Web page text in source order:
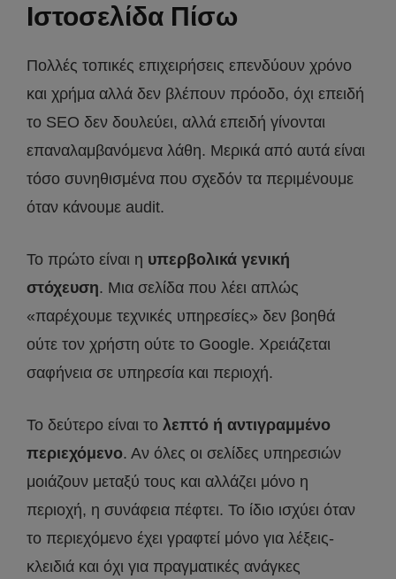
Ιστοσελίδα Πίσω
Πολλές τοπικές επιχειρήσεις επενδύουν χρόνο
και χρήμα αλλά δεν βλέπουν πρόοδο, όχι επειδή
το SEO δεν δουλεύει, αλλά επειδή γίνονται
επαναλαμβανόμενα λάθη. Μερικά από αυτά είναι
τόσο συνηθισμένα που σχεδόν τα περιμένουμε
όταν κάνουμε audit.
Το πρώτο είναι η υπερβολικά γενική
στόχευση. Μια σελίδα που λέει απλώς
«παρέχουμε τεχνικές υπηρεσίες» δεν βοηθά
ούτε τον χρήστη ούτε το Google. Χρειάζεται
σαφήνεια σε υπηρεσία και περιοχή.
Το δεύτερο είναι το λεπτό ή αντιγραμμένο
περιεχόμενο. Αν όλες οι σελίδες υπηρεσιών
μοιάζουν μεταξύ τους και αλλάζει μόνο η
περιοχή, η συνάφεια πέφτει. Το ίδιο ισχύει όταν
το περιεχόμενο έχει γραφτεί μόνο για λέξεις-
κλειδιά και όχι για πραγματικές ανάγκες